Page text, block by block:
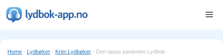
Hopp
Home - Lydbøker - Krim Lydbøker - Den tause pasienten Lydbok